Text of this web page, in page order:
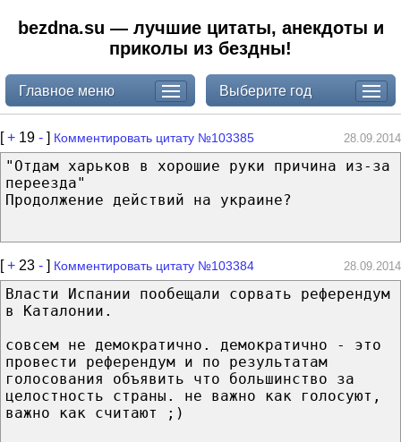
bezdna.su — лучшие цитаты, анекдоты и
приколы из бездны!
Главное меню Выберите год
[+ 19 - ] Комментировать цитату №103385 28.09.2014
"Отдам харьков в хорошие руки причина из-за
переезда"
Продолжение действий на украине?
[+ 23 - ] Комментировать цитату №103384 28.09.2014
Власти Испании пообещали сорвать референдум
в Каталонии.
совсем не демократично. демократично - это
провести референдум и по результатам
голосования объявить что большинство за
целостность страны. не важно как голосуют,
важно как считают ;)